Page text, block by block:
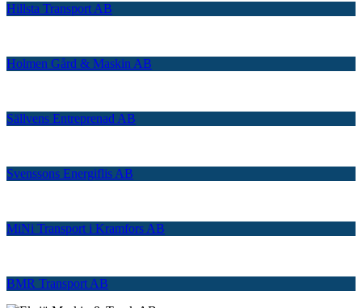
Hillsta Transport AB
Holmen Gård & Maskin AB
Sällvens Entreprenad AB
Svenssons Energiflis AB
MiNi Transport i Kramfors AB
BMR Transport AB